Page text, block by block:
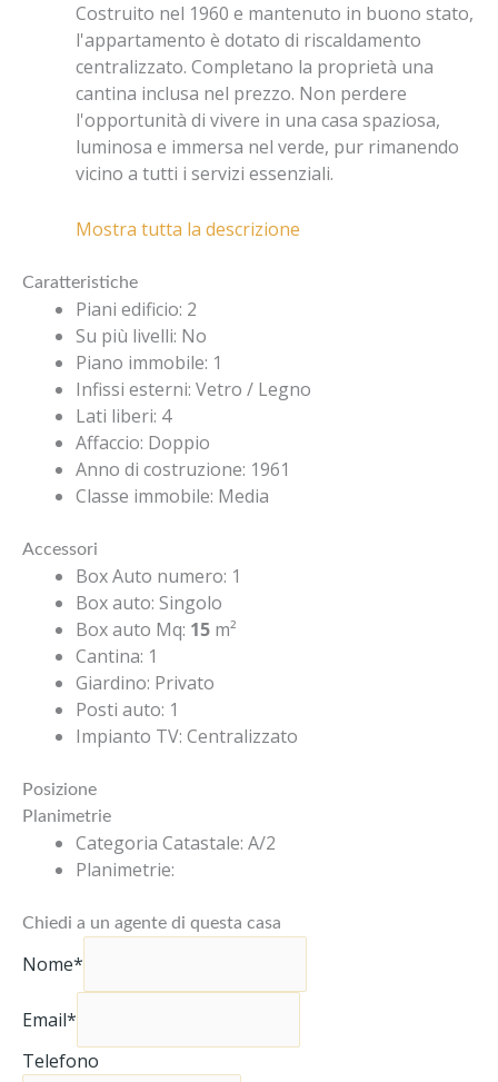
Costruito nel 1960 e mantenuto in buono stato,
l'appartamento è dotato di riscaldamento
centralizzato. Completano la proprietà una
cantina inclusa nel prezzo. Non perdere
l'opportunità di vivere in una casa spaziosa,
luminosa e immersa nel verde, pur rimanendo
vicino a tutti i servizi essenziali.
Mostra tutta la descrizione
Caratteristiche
Piani edificio: 2
Su più livelli: No
Piano immobile: 1
Infissi esterni: Vetro / Legno
Lati liberi: 4
Affaccio: Doppio
Anno di costruzione: 1961
Classe immobile: Media
Accessori
Box Auto numero: 1
Box auto: Singolo
Box auto Mq: 15 m²
Cantina: 1
Giardino: Privato
Posti auto: 1
Impianto TV: Centralizzato
Posizione
Planimetrie
Categoria Catastale: A/2
Planimetrie:
Chiedi a un agente di questa casa
Nome*
Email*
Telefono